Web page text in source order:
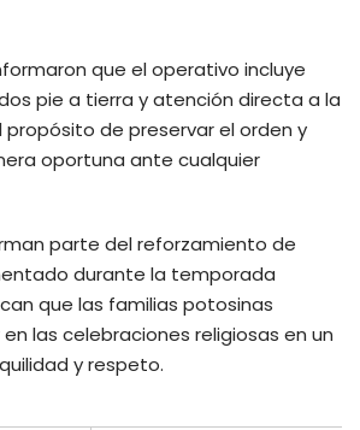
que el operativo incluye
pie a tierra y atención directa a la
propósito de preservar el orden y
oportuna ante cualquier
parte del reforzamiento de
durante la temporada
que las familias potosinas
las celebraciones religiosas en un
y respeto.